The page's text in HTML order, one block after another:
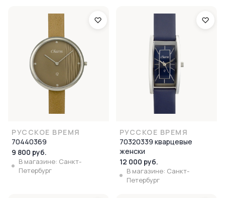
РУССКОЕ ВРЕМЯ
70440369
9 800 руб.
В магазине: Санкт-
Петербург
РУССКОЕ ВРЕМЯ
70320339 кварцевые
женски
12 000 руб.
В магазине: Санкт-
Петербург